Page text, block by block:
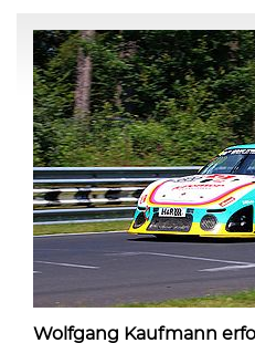
Wolfgang Kaufmann